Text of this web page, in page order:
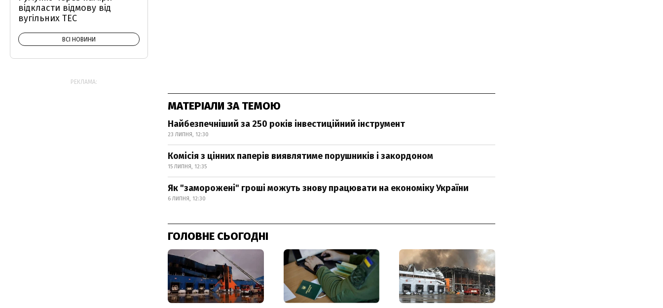
МАТЕРІАЛИ ЗА ТЕМОЮ
Найбезпечніший за 250 років інвестиційний інструмент
23 ЛИПНЯ, 12:30
Комісія з цінних паперів виявлятиме порушників і закордоном
15 ЛИПНЯ, 12:35
Як "заморожені" гроші можуть знову працювати на економіку України
6 ЛИПНЯ, 12:30
ГОЛОВНЕ СЬОГОДНІ
відкласти відмову від
вугільних ТЕС
ВСІ НОВИНИ
РЕКЛАМА: